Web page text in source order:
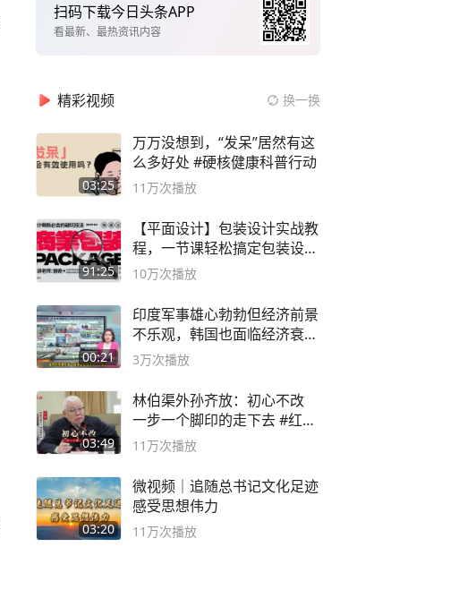
扫码下载今日头条APP
看最新、最热资讯内容
精彩视频 换一换
03:25
万万没想到，“发呆”居然有这
么多好处 #硬核健康科普行动
11万次播放
91:25
【平面设计】包装设计实战教
程，一节课轻松搞定包装设计
流程！
10万次播放
00:21
印度军事雄心勃勃但经济前景
不乐观，韩国也面临经济衰退
风险
3万次播放
03:49
林伯渠外孙齐放：初心不改
一步一个脚印的走下去 #红船
论坛
11万次播放
03:20
微视频｜追随总书记文化足迹
感受思想伟力
11万次播放